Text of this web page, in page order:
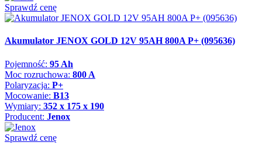
Sprawdź cenę
Akumulator JENOX GOLD 12V 95AH 800A P+ (095636)
Pojemność: 95 Ah
Moc rozruchowa: 800 A
Polaryzacja: P+
Mocowanie: B13
Wymiary: 352 x 175 x 190
Producent: Jenox
Sprawdź cenę